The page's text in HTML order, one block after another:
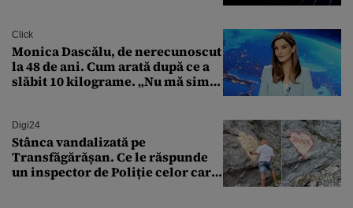
Click
Monica Dascălu, de nerecunoscut
la 48 de ani. Cum arată după ce a
slăbit 10 kilograme. „Nu mă simt
Digi24
Stânca vandalizată pe
Transfăgărășan. Ce le răspunde
un inspector de Poliție celor care